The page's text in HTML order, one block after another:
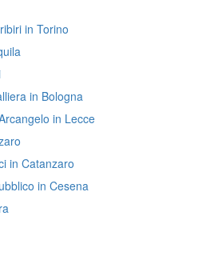
in Torino
in Bologna
in Lecce
in Catanzaro
in Cesena